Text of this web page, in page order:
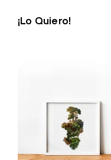
¡Lo Quiero!